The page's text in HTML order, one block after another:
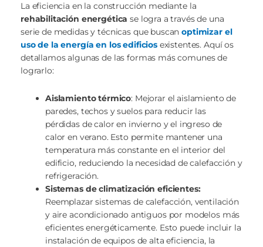
La eficiencia en la construcción mediante la
rehabilitación energética se logra a través de una
serie de medidas y técnicas que buscanoptimizar el
uso de la energía en los edificiosexistentes. Aquí os
detallamos algunas de las formas más comunes de
lograrlo:
Aislamiento térmico: Mejorar el aislamiento de
paredes, techos y suelos para reducir las
pérdidas de calor en invierno y el ingreso de
calor en verano. Esto permite mantener una
temperatura más constante en el interior del
edificio, reduciendo la necesidad de calefacción y
refrigeración.
Sistemas de climatización eficientes:
Reemplazar sistemas de calefacción, ventilación
y aire acondicionado antiguos por modelos más
eficientes energéticamente. Esto puede incluir la
instalación de equipos de alta eficiencia, la